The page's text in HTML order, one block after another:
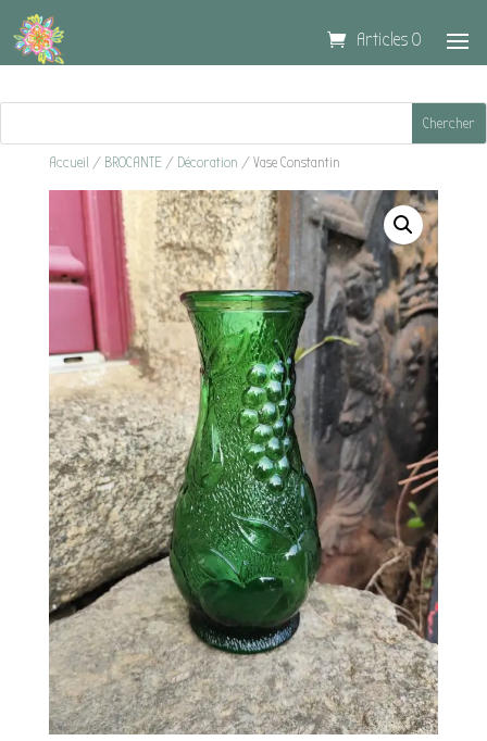
Articles 0
Accueil / BROCANTE / Décoration / Vase Constantin